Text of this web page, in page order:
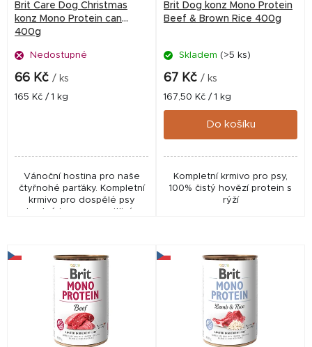
o
d
Brit Care Dog Christmas
konz Mono Protein can
400g
Nedostupné
66 Kč / ks
Měrná
165 Kč / 1 kg
Vánoční hostina pro naše
čtyřnohé parťáky. Kompletní
krmivo pro dospělé psy
barev...
Brit Dog konz Mono Protein
Beef & Brown Rice 400g
Skladem (>5 ks)
67 Kč / ks
Měrná
cena:
167,50 Kč / 1 kg
Do košíku
Kompletní krmivo pro psy,
100% čistý hovězí protein s
rýží